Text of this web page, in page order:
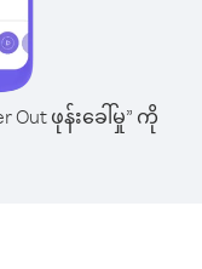
Out ဖုန်းခေါ်မှု” ကို